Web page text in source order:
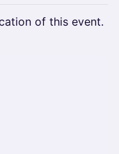
of this event.